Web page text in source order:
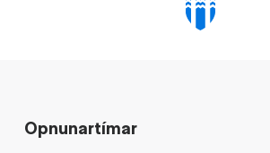
Opnunartímar